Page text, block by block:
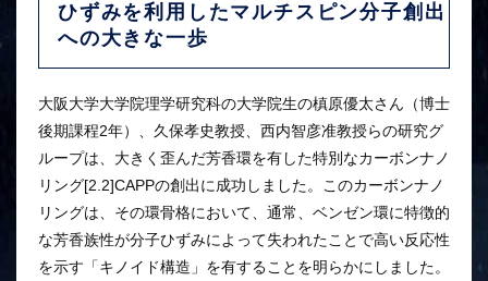
ひずみを利用したマルチスピン分子創出
への大きな一歩
大阪大学大学院理学研究科の大学院生の槙原優太さん（博士
後期課程2年）、久保孝史教授、西内智彦准教授らの研究グ
ループは、大きく歪んだ芳香環を有した特別なカーボンナノ
リング[2.2]CAPPの創出に成功しました。このカーボンナノ
リングは、その環骨格において、通常、ベンゼン環に特徴的
な芳香族性が分子ひずみによって失われたことで高い反応性
を示す「キノイド構造」を有することを明らかにしました。